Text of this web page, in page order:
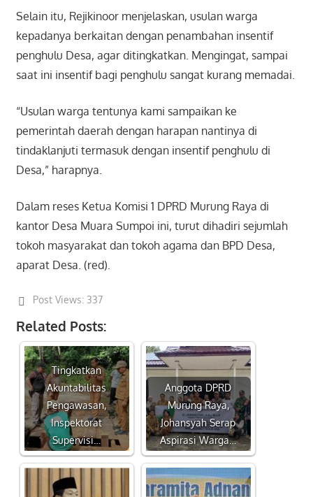
Selain itu, Rejikinoor menjelaskan, usulan warga
kepadanya berkaitan dengan penambahan insentif
penghulu Desa, agar ditingkatkan. Mengingat, sampai
saat ini insentif bagi penghulu sangat kurang memadai.
“Usulan warga tentunya kami sampaikan ke
pemerintah daerah dengan harapan nantinya di
tindaklanjuti termasuk dengan insentif penghulu di
Desa,” harapnya.
Dalam reses Ketua Komisi 1 DPRD Murung Raya di
kantor Desa Muara Sumpoi ini, turut dihadiri sejumlah
tokoh masyarakat dan tokoh agama dan BPD Desa,
aparat Desa. (red).
Post Views: 337
Related Posts:
Tingkatkan
Akuntabilitas
Pengawasan,
Inspektorat
Supervisi…
Anggota DPRD
Murung Raya,
Johansyah Serap
Aspirasi Warga…